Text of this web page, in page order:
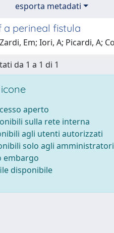
esporta metadati
a perineal fistula
Em; Iori, A; Picardi, A;
da 1 a 1 di 1
aperto
sulla rete interna
agli utenti autorizzati
solo agli amministratori
embargo
disponibile